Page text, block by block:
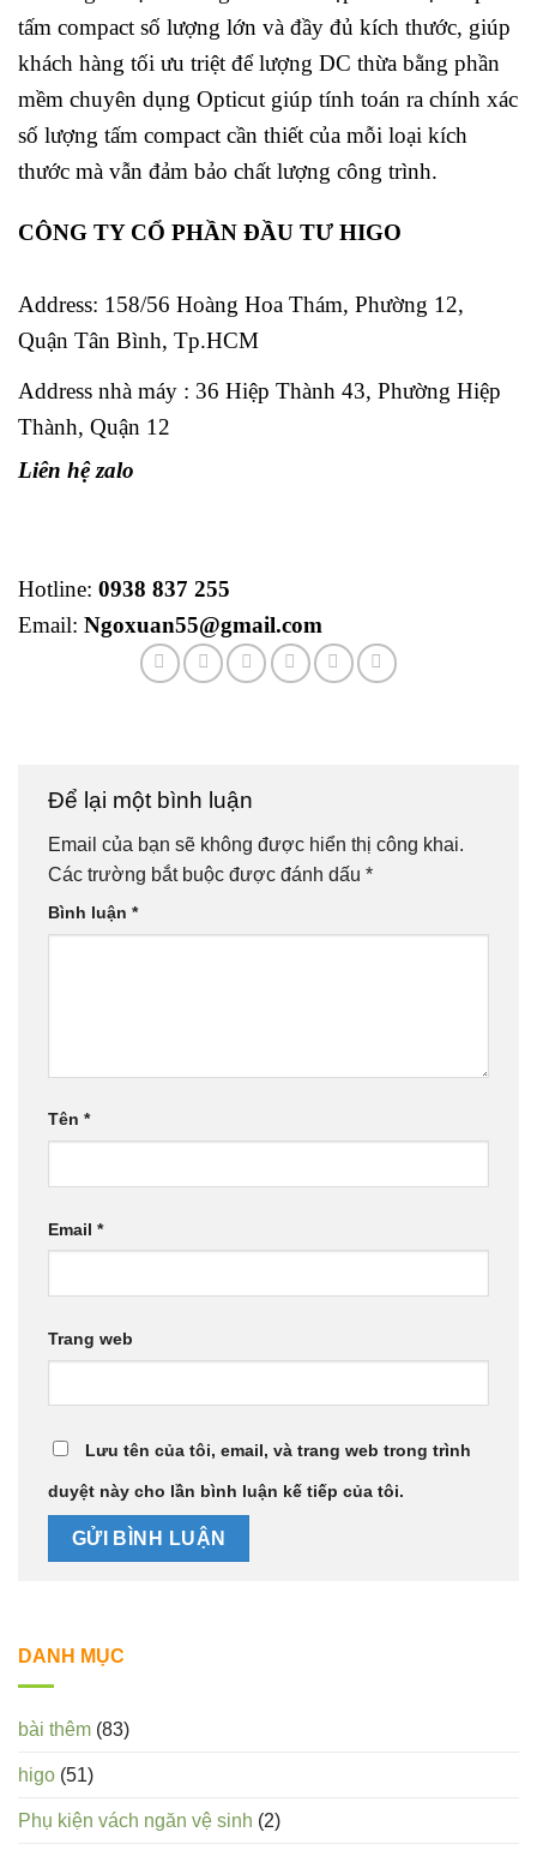
tấm compact số lượng lớn và đầy đủ kích thước, giúp
khách hàng tối ưu triệt để lượng DC thừa bằng phần
mềm chuyên dụng Opticut giúp tính toán ra chính xác
số lượng tấm compact cần thiết của mỗi loại kích
thước mà vẫn đảm bảo chất lượng công trình.
CÔNG TY CỔ PHẦN ĐẦU TƯ HIGO
Address: 158/56 Hoàng Hoa Thám, Phường 12,
Quận Tân Bình, Tp.HCM
Address nhà máy : 36 Hiệp Thành 43, Phường Hiệp
Thành, Quận 12
Liên hệ zalo
Hotline: 0938 837 255
Email: Ngoxuan55@gmail.com
Để lại một bình luận
Email của bạn sẽ không được hiển thị công khai.
Các trường bắt buộc được đánh dấu *
Bình luận *
Tên *
Email *
Trang web
Lưu tên của tôi, email, và trang web trong trình
duyệt này cho lần bình luận kế tiếp của tôi.
DANH MỤC
bài thêm (83)
higo (51)
Phụ kiện vách ngăn vệ sinh (2)